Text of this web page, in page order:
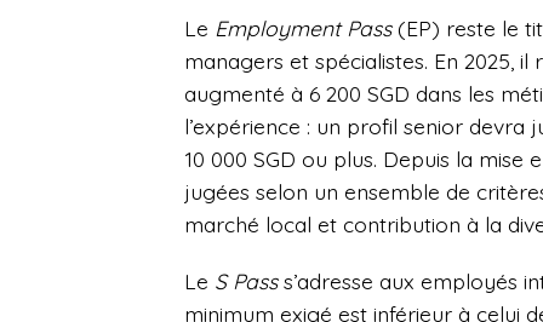
Le Employment Pass(EP) reste le
managers et spécialistes. En 2025, il
augmenté à 6 200 SGD dans les
l’expérience : un profil senior
10 000 SGD ou plus. Depuis la
jugées selon un ensemble de
marché local et contribution à la
Le S Passs’adresse aux employés
minimum exigé est inférieur à celui